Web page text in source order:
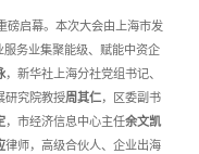
磅启幕。本次大会由上海市发
务业集聚能级、赋能中资企
，新华社上海分社党组书记、
研究院教授周其仁，区委副书
，市经济信息中心主任余文凯
律师，高级合伙人、企业出海